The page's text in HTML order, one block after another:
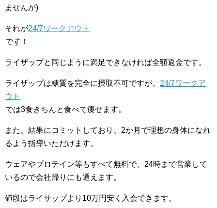
ませんが)
それが24/7ワークアウト
です！
ライザップと同じように満足できなければ全額返金です。
ライザップは糖質を完全に摂取不可ですが、 24/7ワークア
ウト
では3食きちんと食べて痩せます。
また、結果にコミットしており、2か月で理想の身体になれ
るよう指導いただけます。
ウェアやプロテイン等もすべて無料で、24時まで営業して
いるので会社帰りにも通えます。
値段はライサップより10万円安く入会できます。